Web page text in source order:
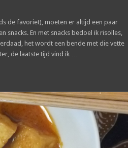
de favoriet), moeten er altijd een paar
En met snacks bedoel ik risolles,
het wordt een bende met die vette
de laatste tijd vind ik …